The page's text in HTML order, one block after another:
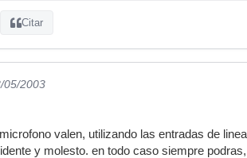
Citar
05/2003
valen, utilizando las entradas de
y molesto. en todo caso siempre